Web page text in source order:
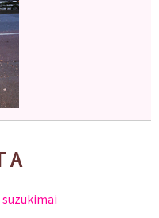
suzukimai